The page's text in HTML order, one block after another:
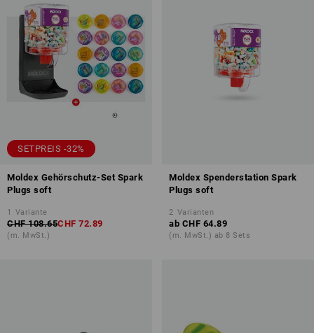
SETPREIS -32%
Moldex Gehörschutz-Set Spark
Plugs soft
1 Variante
CHF 108.65CHF 72.89
(m. MwSt.)
Moldex Spenderstation Spark
Plugs soft
2 Varianten
ab CHF 64.89
(m. MwSt.) ab 8 Sets